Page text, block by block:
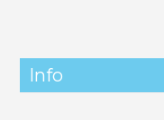
Info